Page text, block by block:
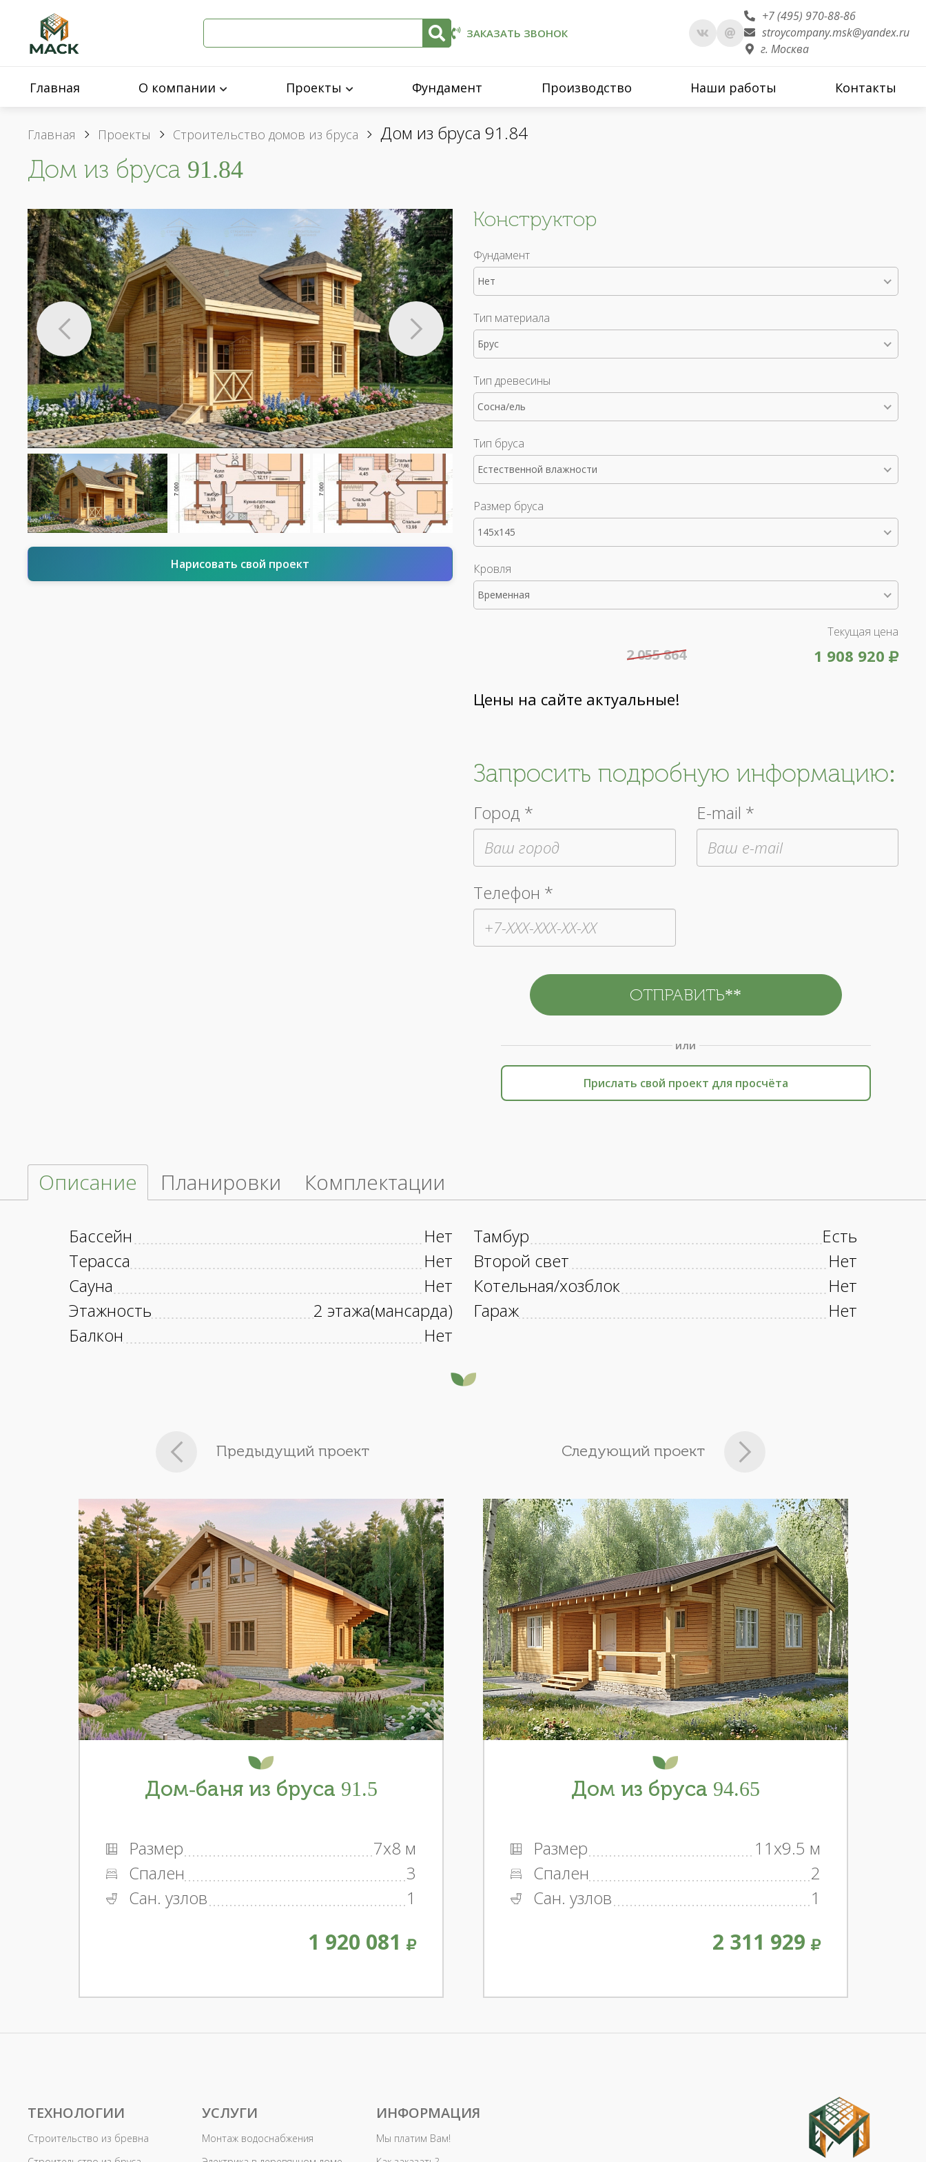
ЗАКАЗАТЬ ЗВОНОК
+7 (495) 970-88-86
stroycompany.msk@yandex.ru
г. Москва
Главная О компании Проекты Фундамент Производство Наши работы Контакты
Главная Проекты Строительство домов из бруса Дом из бруса 91.84
Дом из бруса 91.84
Нарисовать свой проект
Конструктор
Фундамент
Нет
Тип материала
Брус
Тип древесины
Сосна/ель
Тип бруса
Естественной влажности
Размер бруса
145x145
Кровля
Временная
Текущая цена
1 908 920
2 055 864
Цены на сайте актуальные!
Запросить подробную информацию:
Город * E-mail *
Телефон *
или
Прислать свой проект для просчёта
Описание Планировки Комплектации
Бассейн
Нет
Терасса
Нет
Сауна
Нет
Этажность
2 этажа(мансарда)
Балкон
Нет
Тамбур
Есть
Второй свет
Нет
Котельная/хозблок
Нет
Гараж
Нет
Предыдущий проект
Дом-баня из бруса 91.5
Размер
7x8 м
Спален
3
Сан. узлов
1
1 920 081
Следующий проект
Дом из бруса 94.65
Размер
11x9.5 м
Спален
2
Сан. узлов
1
2 311 929
ТЕХНОЛОГИИ
Строительство из бревна
УСЛУГИ
Монтаж водоснабжения
ИНФОРМАЦИЯ
Мы платим Вам!